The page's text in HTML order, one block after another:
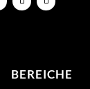
BEREICHE